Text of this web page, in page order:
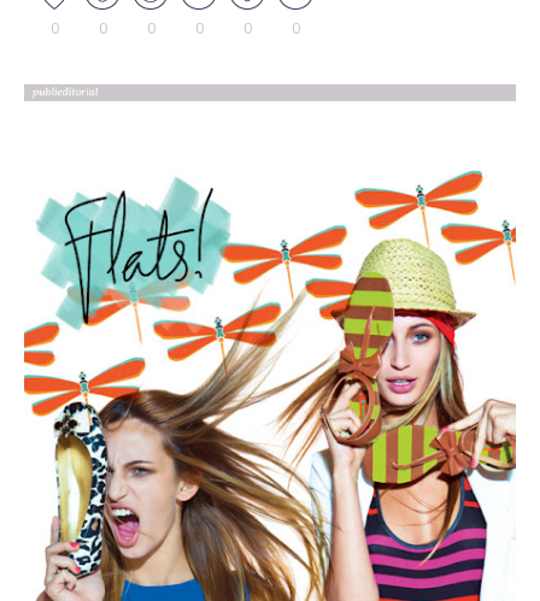
0 0 0 0 0 0